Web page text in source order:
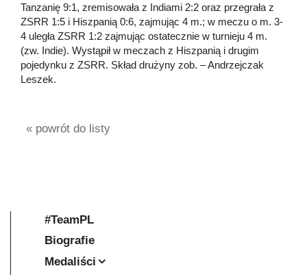
Tanzanię 9:1, zremisowała z Indiami 2:2 oraz przegrała z
ZSRR 1:5 i Hiszpanią 0:6, zajmując 4 m.; w meczu o m. 3-
4 uległa ZSRR 1:2 zajmując ostatecznie w turnieju 4 m.
(zw. Indie). Wystąpił w meczach z Hiszpanią i drugim
pojedynku z ZSRR. Skład drużyny zob. – Andrzejczak
Leszek.
« powrót do listy
#TeamPL
Biografie
Medaliści